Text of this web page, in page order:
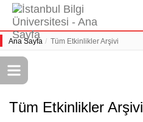
Ana Sayfa Tüm Etkinlikler Arşivi
Tüm Etkinlikler Arşivi